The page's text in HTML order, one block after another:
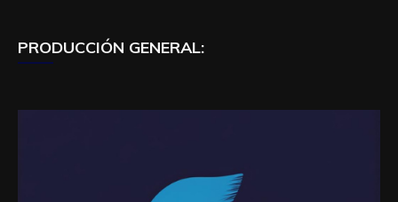
PRODUCCIÓN GENERAL: